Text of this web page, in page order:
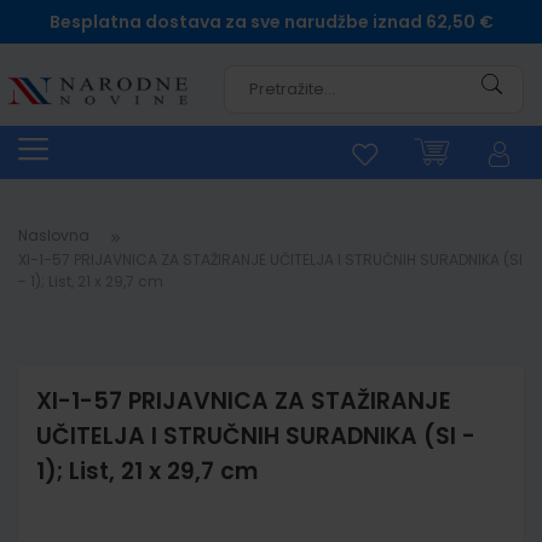
Besplatna dostava za sve narudžbe iznad 62,50 €
Naslovna
XI-1-57 PRIJAVNICA ZA STAŽIRANJE
UČITELJA I STRUČNIH SURADNIKA (SI -
1); List, 21 x 29,7 cm